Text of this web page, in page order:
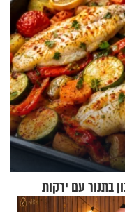
בתנור עם ירקות